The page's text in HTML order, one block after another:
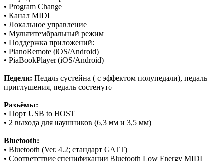
• Program Change
• Канал MIDI
• Локальное управление
• Мультитембральный режим
• Поддержка приложений:
• PianoRemote (iOS/Android)
• PiaBookPlayer (iOS/Android)
Педели: Педаль сустейна ( с эффектом полупедали), педаль
приглушения, педаль состенуто
Разъёмы:
• Порт USB to HOST
• 2 выхода для наушников (6,3 мм и 3,5 мм)
Bluetooth:
• Bluetooth (Ver. 4.2; стандарт GATT)
• Соответствие спецификации Bluetooth Low Energy MIDI